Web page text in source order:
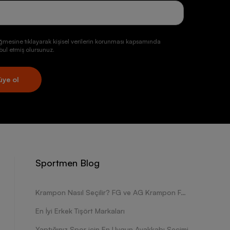
tıklayarak kişisel verilerin korunması kapsamında
etmiş olursunuz.
ol
Sportmen Blog
Krampon Nasıl Seçilir? FG ve AG Krampon Farkları Nelerdir?
En İyi Erkek Tişört Markaları